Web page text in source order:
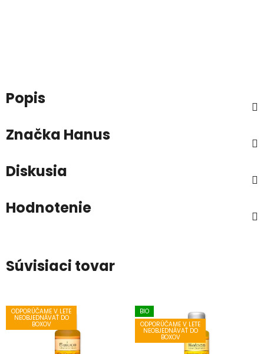
Popis
Značka Hanus
Diskusia
Hodnotenie
Súvisiaci tovar
ODPORÚČAME V LETE
NEOBJEDNÁVAŤ DO
BOXOV
BIO
ODPORÚČAME V LETE
NEOBJEDNÁVAŤ DO
BOXOV